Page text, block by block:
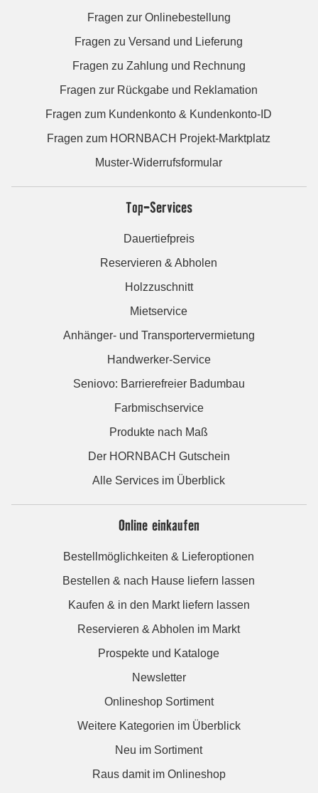
Fragen zur Onlinebestellung
Fragen zu Versand und Lieferung
Fragen zu Zahlung und Rechnung
Fragen zur Rückgabe und Reklamation
Fragen zum Kundenkonto & Kundenkonto-ID
Fragen zum HORNBACH Projekt-Marktplatz
Muster-Widerrufsformular
Top-Services
Dauertiefpreis
Reservieren & Abholen
Holzzuschnitt
Mietservice
Anhänger- und Transportervermietung
Handwerker-Service
Seniovo: Barrierefreier Badumbau
Farbmischservice
Produkte nach Maß
Der HORNBACH Gutschein
Alle Services im Überblick
Online einkaufen
Bestellmöglichkeiten & Lieferoptionen
Bestellen & nach Hause liefern lassen
Kaufen & in den Markt liefern lassen
Reservieren & Abholen im Markt
Prospekte und Kataloge
Newsletter
Onlineshop Sortiment
Weitere Kategorien im Überblick
Neu im Sortiment
Raus damit im Onlineshop